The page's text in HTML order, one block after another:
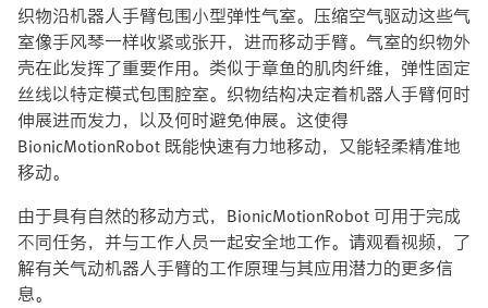
织物沿机器人手臂包围小型弹性气室。压缩空气驱动这些气
室像手风琴一样收紧或张开，进而移动手臂。气室的织物外
壳在此发挥了重要作用。类似于章鱼的肌肉纤维，弹性固定
丝线以特定模式包围腔室。织物结构决定着机器人手臂何时
伸展进而发力，以及何时避免伸展。这使得
BionicMotionRobot 既能快速有力地移动，又能轻柔精准地
移动。
由于具有自然的移动方式，BionicMotionRobot 可用于完成
不同任务，并与工作人员一起安全地工作。请观看视频，了
解有关气动机器人手臂的工作原理与其应用潜力的更多信
息。